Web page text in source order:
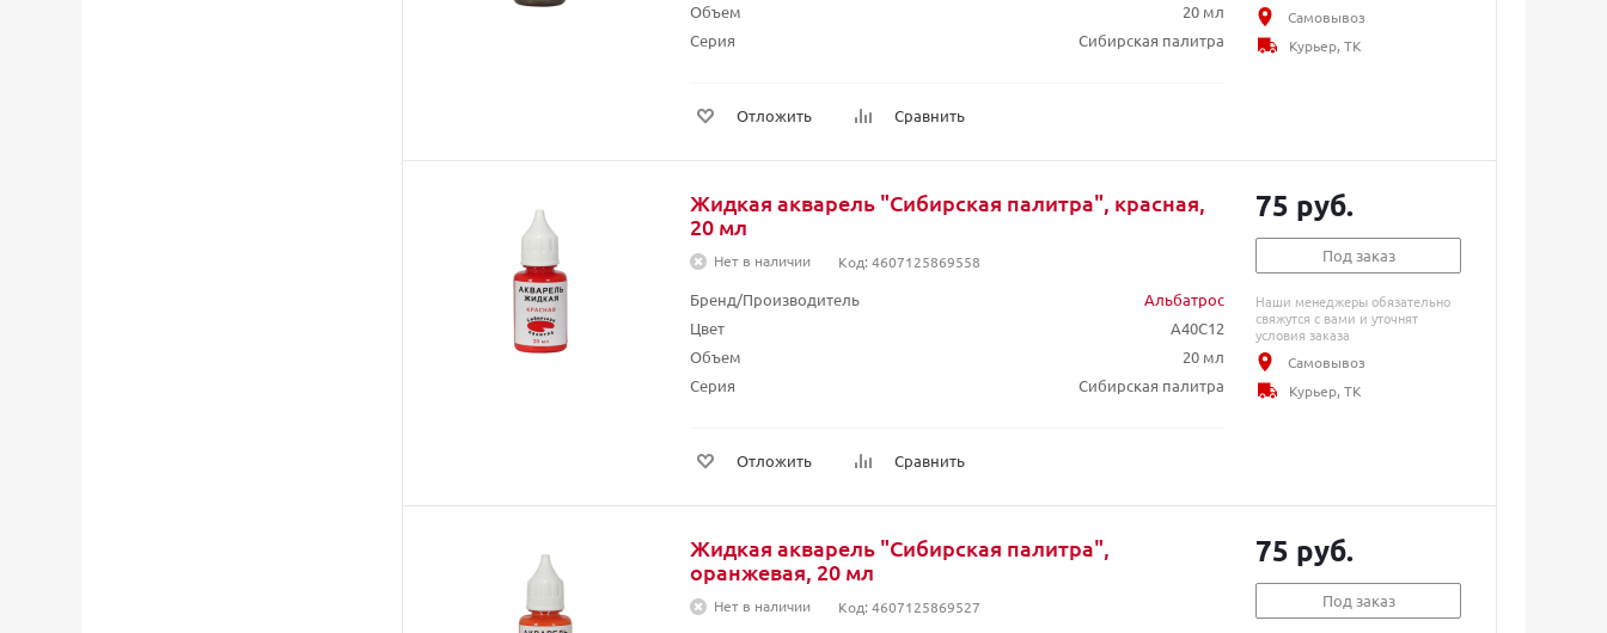
Объем
20 мл
Серия
Сибирская палитра
Отложить Сравнить
Самовывоз
Курьер, ТК
Жидкая акварель "Сибирская палитра", красная,
20 мл
Нет в наличии Код: 4607125869558
Бренд/Производитель
Альбатрос
Цвет
A40C12
Объем
20 мл
Серия
Сибирская палитра
Отложить Сравнить
75 руб.
Под заказ
Наши менеджеры обязательно
свяжутся с вами и уточнят
условия заказа
Самовывоз
Курьер, ТК
Жидкая акварель "Сибирская палитра",
оранжевая, 20 мл
Нет в наличии Код: 4607125869527
75 руб.
Под заказ